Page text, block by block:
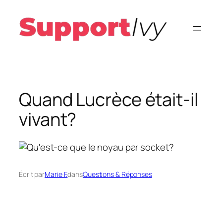
contenu
Quand Lucrèce était-il
vivant?
Écrit parMarie F.dansQuestions & Réponses